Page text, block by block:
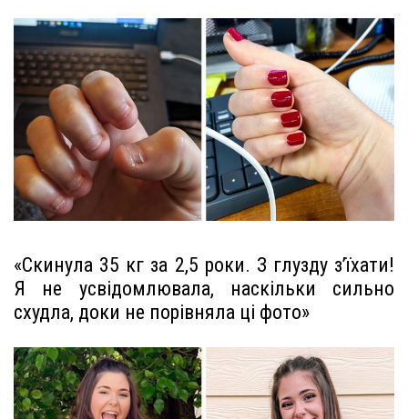
«Скинула 35 кг за 2,5 роки. З глузду з’їхати!
Я не усвідомлювала, наскільки сильно
схудла, доки не порівняла ці фото»